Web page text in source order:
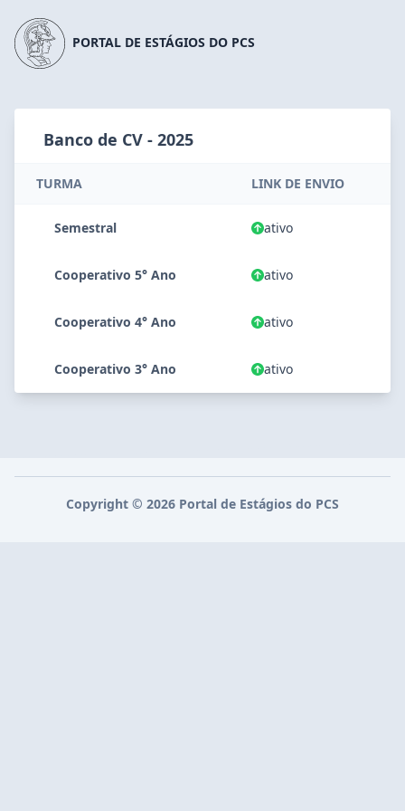
PORTAL DE ESTÁGIOS DO PCS
Banco de CV - 2025
TURMA LINK DE ENVIO
Semestral ativo
Cooperativo 5° Ano ativo
Cooperativo 4° Ano ativo
Cooperativo 3° Ano ativo
Copyright © 2026 Portal de Estágios do PCS